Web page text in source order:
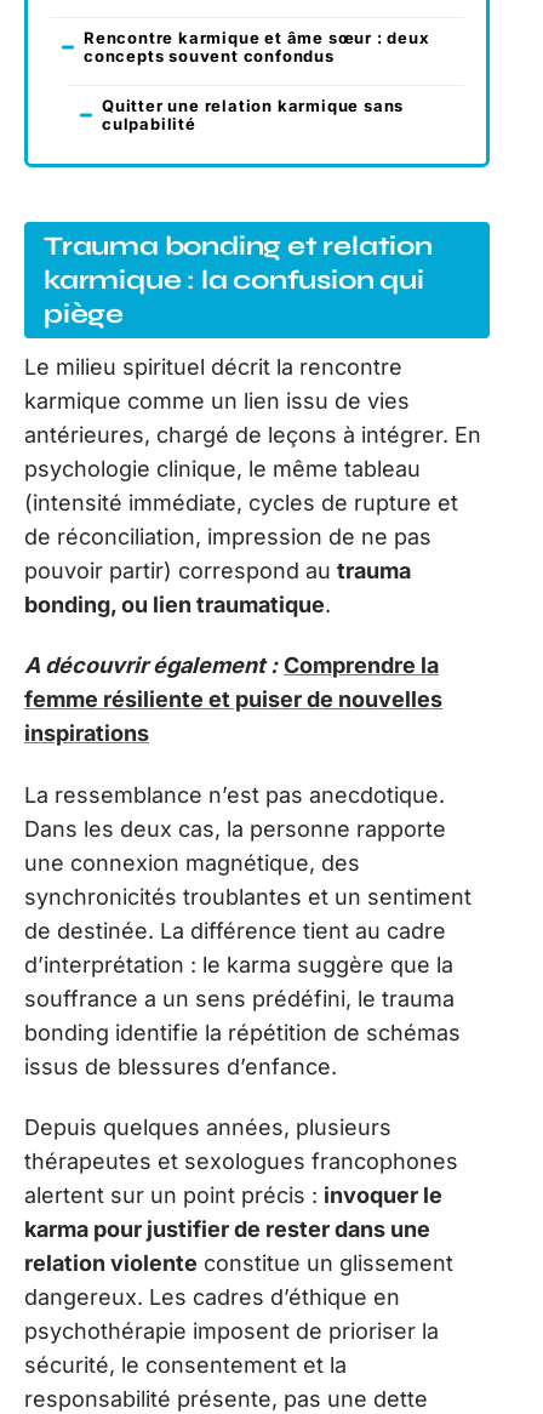
Rencontre karmique et âme sœur : deux
concepts souvent confondus
Quitter une relation karmique sans
culpabilité
Trauma bonding et relation
karmique : la confusion qui
piège
Le milieu spirituel décrit la rencontre
karmique comme un lien issu de vies
antérieures, chargé de leçons à intégrer. En
psychologie clinique, le même tableau
(intensité immédiate, cycles de rupture et
de réconciliation, impression de ne pas
pouvoir partir) correspond au trauma
bonding, ou lien traumatique.
A découvrir également : Comprendre la
femme résiliente et puiser de nouvelles
inspirations
La ressemblance n’est pas anecdotique.
Dans les deux cas, la personne rapporte
une connexion magnétique, des
synchronicités troublantes et un sentiment
de destinée. La différence tient au cadre
d’interprétation : le karma suggère que la
souffrance a un sens prédéfini, le trauma
bonding identifie la répétition de schémas
issus de blessures d’enfance.
Depuis quelques années, plusieurs
thérapeutes et sexologues francophones
alertent sur un point précis : invoquer le
karma pour justifier de rester dans une
relation violente constitue un glissement
dangereux. Les cadres d’éthique en
psychothérapie imposent de prioriser la
sécurité, le consentement et la
responsabilité présente, pas une dette